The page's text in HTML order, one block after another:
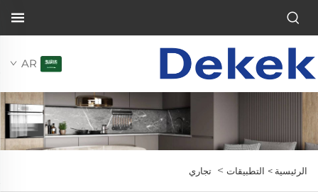
AR
الرئيسية > التطبيقات > تجاري